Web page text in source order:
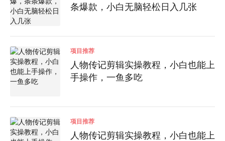
条爆款，小白无脑轻松日入几张
项目推荐
人物传记剪辑实操教程，小白也能上
手操作，一鱼多吃
项目推荐
人物传记剪辑实操教程，小白也能上